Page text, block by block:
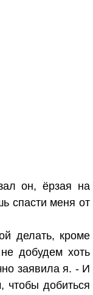
он, ёрзая на
спасти меня от
делать, кроме
добудем хоть
заявила я. - И
чтобы добиться